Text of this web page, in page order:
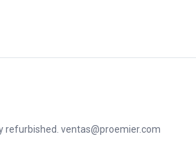
refurbished. ventas@proemier.com